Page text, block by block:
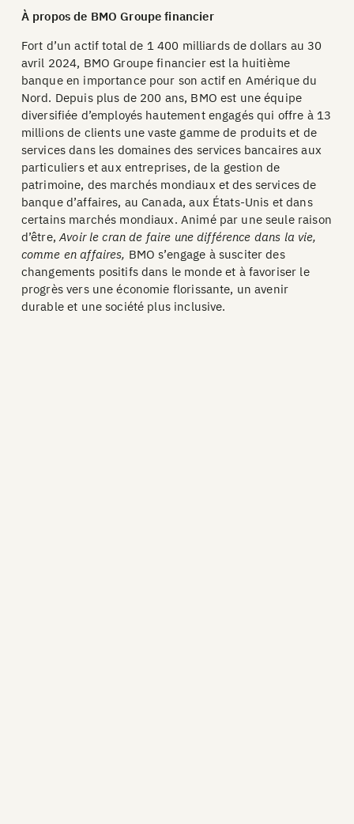
À propos de BMO Groupe financier
Fort d’un actif total de 1 400 milliards de dollars au 30
avril 2024, BMO Groupe financier est la huitième
banque en importance pour son actif en Amérique du
Nord. Depuis plus de 200 ans, BMO est une équipe
diversifiée d’employés hautement engagés qui offre à 13
millions de clients une vaste gamme de produits et de
services dans les domaines des services bancaires aux
particuliers et aux entreprises, de la gestion de
patrimoine, des marchés mondiaux et des services de
banque d’affaires, au Canada, aux États-Unis et dans
certains marchés mondiaux. Animé par une seule raison
d’être,Avoir le cran de faire une différence dans la vie,
comme en affaires, BMO s’engage à susciter des
changements positifs dans le monde et à favoriser le
progrès vers une économie florissante, un avenir
durable et une société plus inclusive.